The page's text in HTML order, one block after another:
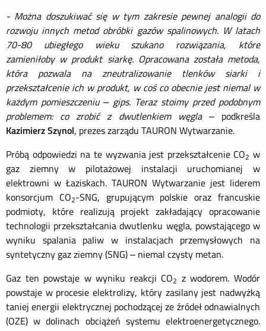
- Można doszukiwać się w tym zakresie pewnej analogii do
rozwoju innych metod obróbki gazów spalinowych. W latach
70-80 ubiegłego wieku szukano rozwiązania, które
zamieniłoby w produkt siarkę. Opracowana została metoda,
która pozwala na zneutralizowanie tlenków siarki i
przekształcenie ich w produkt, w coś co obecnie jest niemal w
każdym pomieszczeniu – gips. Teraz stoimy przed podobnym
problemem: co zrobić z dwutlenkiem węgla –podkreśla
Kazimierz Szynol, prezes zarządu TAURON Wytwarzanie.
Próbą odpowiedzi na te wyzwania jest przekształcenie CO2 w
gaz ziemny w pilotażowej instalacji uruchomianej w
elektrowni w Łaziskach. TAURON Wytwarzanie jest liderem
konsorcjum CO2-SNG, grupującym polskie oraz francuskie
podmioty, które realizują projekt zakładający opracowanie
technologii przekształcania dwutlenku węgla, powstającego w
wyniku spalania paliw w instalacjach przemysłowych na
syntetyczny gaz ziemny (SNG) – niemal czysty metan.
Gaz ten powstaje w wyniku reakcji CO2 z wodorem. Wodór
powstaje w procesie elektrolizy, który zasilany jest nadwyżką
taniej energii elektrycznej pochodzącej ze źródeł odnawialnych
(OZE) w dolinach obciążeń systemu elektroenergetycznego.